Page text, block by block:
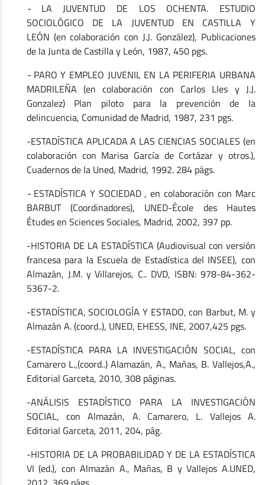
- LA JUVENTUD DE LOS OCHENTA. ESTUDIO
SOCIOLÓGICO DE LA JUVENTUD EN CASTILLA Y
LEÓN (en colaboración con J.J. González), Publicaciones
de la Junta de Castilla y León, 1987, 450 pgs.
- PARO Y EMPLEO JUVENIL EN LA PERIFERIA URBANA
MADRILEÑA (en colaboración con Carlos Lles y J.J.
Gonzalez) Plan piloto para la prevención de la
delincuencia, Comunidad de Madrid, 1987, 231 pgs.
-ESTADÍSTICA APLICADA A LAS CIENCIAS SOCIALES (en
colaboración con Marisa García de Cortázar y otros.),
Cuadernos de la Uned, Madrid, 1992. 284 págs.
- ESTADÍSTICA Y SOCIEDAD , en colaboración con Marc
BARBUT (Coordinadores), UNED-École des Hautes
Études en Sciences Sociales, Madrid, 2002, 397 pp.
-HISTORIA DE LA ESTADÍSTICA (Audiovisual con versión
francesa para la Escuela de Estadística del INSEE), con
Almazán, J.M. y Villarejos, C.. DVD, ISBN: 978-84-362-
5367-2.
-ESTADÍSTICA, SOCIOLOGÍA Y ESTADO, con Barbut, M. y
Almazán A. (coord..), UNED, EHESS, INE, 2007,425 pgs.
-ESTADÍSTICA PARA LA INVESTIGACIÓN SOCIAL, con
Camarero L.,(coord..) Alamazán, A., Mañas, B. Vallejos,A.,
Editorial Garceta, 2010, 308 páginas.
-ANÁLISIS ESTADÍSTICO PARA LA INVESTIGACIÓN
SOCIAL, con Almazán, A. Camarero, L. Vallejos A.
Editorial Garceta, 2011, 204, pág.
-HISTORIA DE LA PROBABILIDAD Y DE LA ESTADÍSTICA
VI (ed.), con Almazán A., Mañas, B y Vallejos A.UNED,